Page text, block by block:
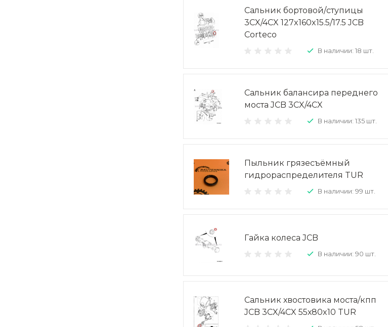
Сальник бортовой/ступицы
3CX/4CX 127x160x15.5/17.5 JCB
Corteco
В наличии: 18 шт.
Сальник балансира переднего
моста JCB 3CX/4CX
В наличии: 135 шт.
Пыльник грязесъёмный
гидрораспределителя TUR
В наличии: 99 шт.
Гайка колеса JCB
В наличии: 90 шт.
Сальник хвостовика моста/кпп
JCB 3CX/4CX 55х80x10 TUR